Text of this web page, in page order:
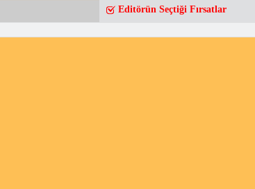
Editörün Seçtiği Fırsatlar